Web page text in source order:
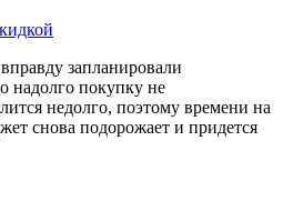
запланировали
надолго покупку не
недолго, поэтому времени на
снова подорожает и придется